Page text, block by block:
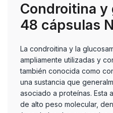
Condroitina y
48 cápsulas
La condroitina y la
ampliamente utilizadas y
también conocida como
una sustancia que
asociado a proteínas. Esta
de alto peso molecular,